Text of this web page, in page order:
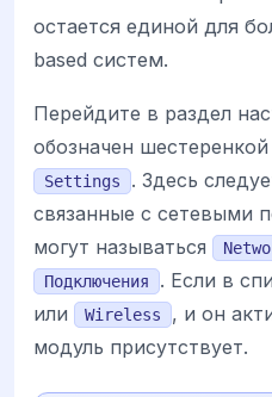
остается единой для
based систем.
Перейдите в раздел
обозначен
Settings
. Здесь
связанные с сетевыми
могут называться
Подключения . Если в
или
Wireless
, и он
модуль присутствует.